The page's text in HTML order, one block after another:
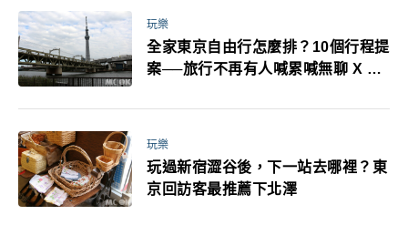
玩樂
全家東京自由行怎麼排？10個行程提
案──旅行不再有人喊累喊無聊 X 爸
玩樂
玩過新宿澀谷後，下一站去哪裡？東
京回訪客最推薦下北澤